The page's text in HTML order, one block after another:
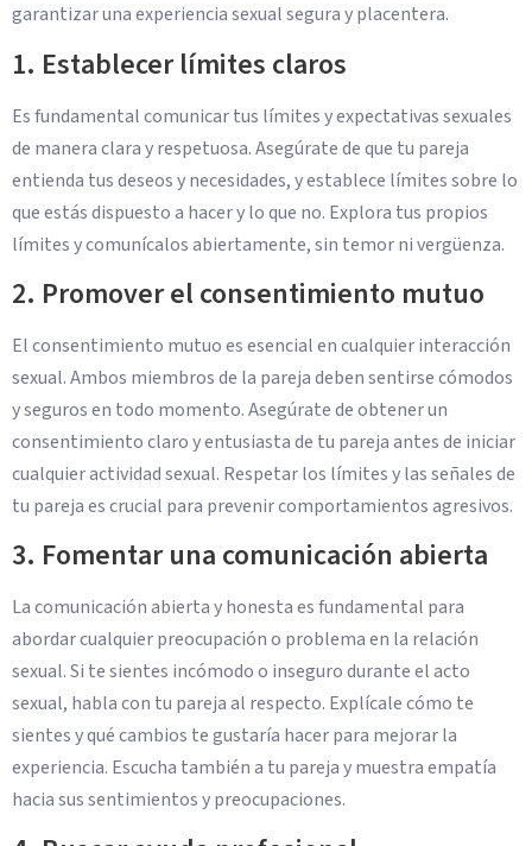
garantizar una experiencia sexual segura y placentera.
1. Establecer límites claros
Es fundamental comunicar tus límites y expectativas sexuales
de manera clara y respetuosa. Asegúrate de que tu pareja
entienda tus deseos y necesidades, y establece límites sobre lo
que estás dispuesto a hacer y lo que no. Explora tus propios
límites y comunícalos abiertamente, sin temor ni vergüenza.
2. Promover el consentimiento mutuo
El consentimiento mutuo es esencial en cualquier interacción
sexual. Ambos miembros de la pareja deben sentirse cómodos
y seguros en todo momento. Asegúrate de obtener un
consentimiento claro y entusiasta de tu pareja antes de iniciar
cualquier actividad sexual. Respetar los límites y las señales de
tu pareja es crucial para prevenir comportamientos agresivos.
3. Fomentar una comunicación abierta
La comunicación abierta y honesta es fundamental para
abordar cualquier preocupación o problema en la relación
sexual. Si te sientes incómodo o inseguro durante el acto
sexual, habla con tu pareja al respecto. Explícale cómo te
sientes y qué cambios te gustaría hacer para mejorar la
experiencia. Escucha también a tu pareja y muestra empatía
hacia sus sentimientos y preocupaciones.